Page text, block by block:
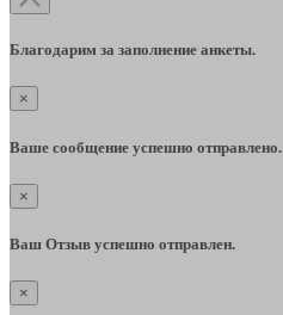
Благодарим за заполнение анкеты.
×
Ваше сообщение успешно отправлено.
×
Ваш Отзыв успешно отправлен.
×